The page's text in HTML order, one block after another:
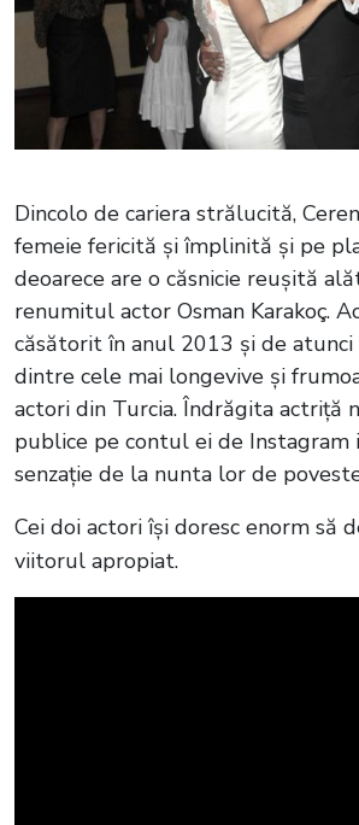
Dincolo de cariera strălucită,
femeie fericită și împlinită și pe
deoarece are o căsnicie reușită
renumitul actor Osman Karakoç.
căsătorit în anul 2013 și de
dintre cele mai longevive și
actori din Turcia. Îndrăgita actriță
publice pe contul ei de Instagram
senzație de la nunta lor de
Cei doi actori își doresc enorm să
viitorul apropiat.